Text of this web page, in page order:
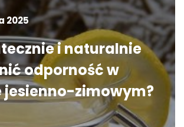
2025
i naturalnie
odporność w
jesienno-zimowym?